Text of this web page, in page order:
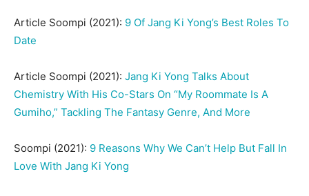
Article Soompi (2021): 9 Of Jang Ki Yong’s Best Roles To
Date
Article Soompi (2021): Jang Ki Yong Talks About
Chemistry With His Co-Stars On “My Roommate Is A
Gumiho,” Tackling The Fantasy Genre, And More
Soompi (2021): 9 Reasons Why We Can’t Help But Fall In
Love With Jang Ki Yong